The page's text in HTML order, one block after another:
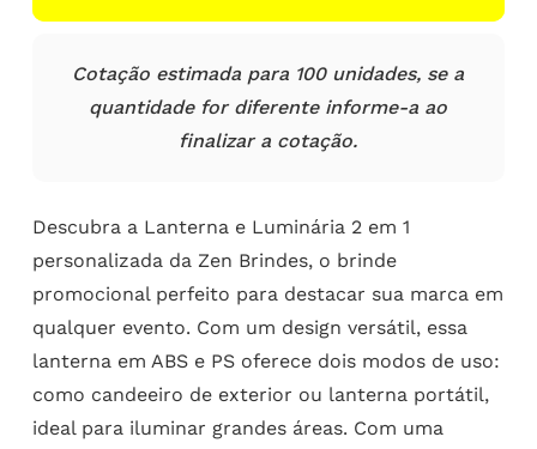
Cotação estimada para 100 unidades, se a
quantidade for diferente informe-a ao
finalizar a cotação.
Descubra a Lanterna e Luminária 2 em 1
personalizada da Zen Brindes, o brinde
promocional perfeito para destacar sua marca em
qualquer evento. Com um design versátil, essa
lanterna em ABS e PS oferece dois modos de uso:
como candeeiro de exterior ou lanterna portátil,
ideal para iluminar grandes áreas. Com uma